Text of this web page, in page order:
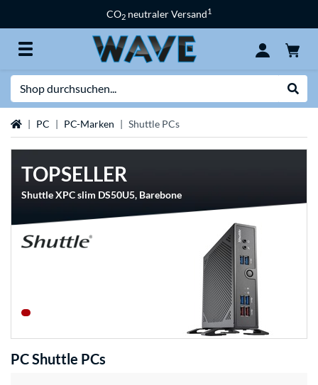
CO2 neutraler Versand1
Startseite
PC PC-Marken Shuttle PCs
TOPSELLER
Shuttle XPC slim DS50U5, Barebone
PC Shuttle PCs